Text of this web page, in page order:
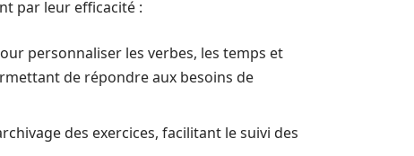
par leur efficacité :
personnaliser les verbes, les temps et
de répondre aux besoins de
des exercices, facilitant le suivi des